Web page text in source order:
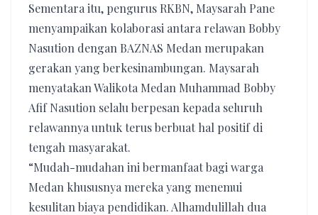
Sementara itu, pengurus RKBN, Maysarah Pane
menyampaikan kolaborasi antara relawan Bobby
Nasution dengan BAZNAS Medan merupakan
gerakan yang berkesinambungan. Maysarah
menyatakan Walikota Medan Muhammad Bobby
Afif Nasution selalu berpesan kepada seluruh
relawannya untuk terus berbuat hal positif di
tengah masyarakat.
“Mudah-mudahan ini bermanfaat bagi warga
Medan khususnya mereka yang menemui
kesulitan biaya pendidikan. Alhamdulillah dua